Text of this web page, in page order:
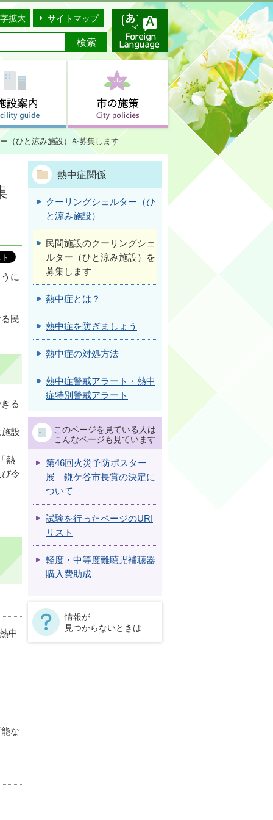
拡大 サイトマップ
（ひと涼み施設）を募集します
に
民
る
設
熱
令
中
な
熱中症関係
クーリングシェルター（ひ
と涼み施設）
民間施設のクーリングシェ
ルター（ひと涼み施設）を
募集します
熱中症とは？
熱中症を防ぎましょう
熱中症の対処方法
熱中症警戒アラート・熱中
症特別警戒アラート
このページを見ている人は
こんなページも見ています
第46回火災予防ポスター
展 鎌ケ谷市長賞の決定に
ついて
試験を行ったページのURI
リスト
軽度・中等度難聴児補聴器
購入費助成
情報が
見つからないときは